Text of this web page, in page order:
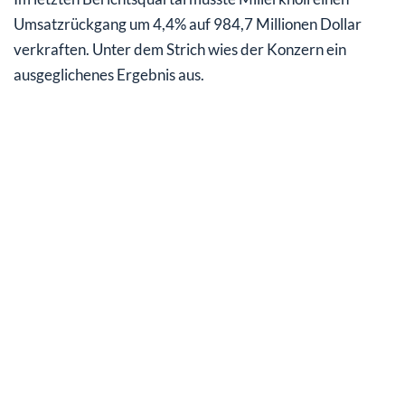
Umsatzrückgang um 4,4% auf 984,7 Millionen Dollar
verkraften. Unter dem Strich wies der Konzern ein
ausgeglichenes Ergebnis aus.